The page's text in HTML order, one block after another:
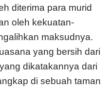
diterima para murid
oleh kekuatan-
maksudnya.
yang bersih dari
dikatakannya dari
di sebuah taman